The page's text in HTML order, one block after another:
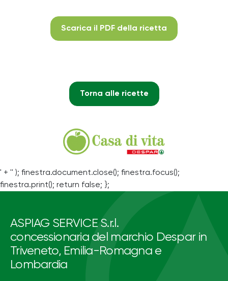
Scarica il PDF della ricetta
Torna alle ricette
' + '' ); finestra.document.close(); finestra.focus();
finestra.print(); return false; };
ASPIAG SERVICE S.r.l.
concessionaria del marchio Despar in
Triveneto, Emilia-Romagna e
Lombardia